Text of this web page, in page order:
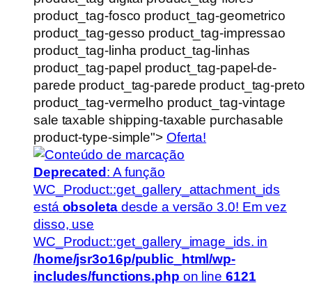
product_tag-fosco product_tag-geometrico
product_tag-gesso product_tag-impressao
product_tag-linha product_tag-linhas
product_tag-papel product_tag-papel-de-
parede product_tag-parede product_tag-preto
product_tag-vermelho product_tag-vintage
sale taxable shipping-taxable purchasable
product-type-simple"> Oferta!
Deprecated : A função
WC_Product::get_gallery_attachment_ids
está obsoletadesde a versão 3.0! Em vez
disso, use
WC_Product::get_gallery_image_ids. in
/home/jsr3o16p/public_html/wp-
includes/functions.php on line 6121